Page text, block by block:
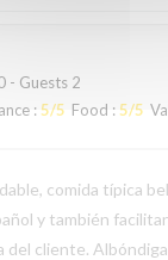
- Guests 2
:5/5 Food :5/5
comida típica
y también
del cliente.